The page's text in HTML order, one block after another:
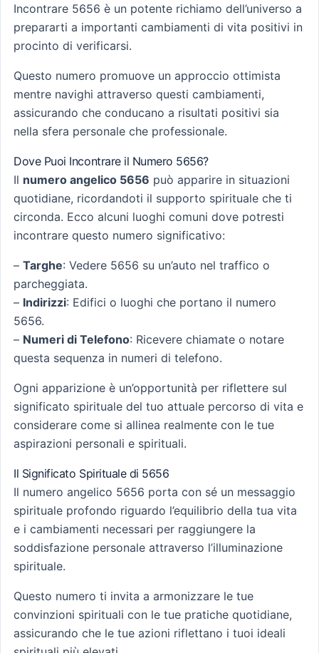
Incontrare 5656 è un potente richiamo dell’universo a
prepararti a importanti cambiamenti di vita positivi in
procinto di verificarsi.
Questo numero promuove un approccio ottimista
mentre navighi attraverso questi cambiamenti,
assicurando che conducano a risultati positivi sia
nella sfera personale che professionale.
Dove Puoi Incontrare il Numero 5656?
Il numero angelico 5656 può apparire in situazioni
quotidiane, ricordandoti il supporto spirituale che ti
circonda. Ecco alcuni luoghi comuni dove potresti
incontrare questo numero significativo:
–Targhe: Vedere 5656 su un’auto nel traffico o
parcheggiata.
– Indirizzi: Edifici o luoghi che portano il numero
5656.
– Numeri di Telefono: Ricevere chiamate o notare
questa sequenza in numeri di telefono.
Ogni apparizione è un’opportunità per riflettere sul
significato spirituale del tuo attuale percorso di vita e
considerare come si allinea realmente con le tue
aspirazioni personali e spirituali.
Il Significato Spirituale di 5656
Il numero angelico 5656 porta con sé un messaggio
spirituale profondo riguardo l’equilibrio della tua vita
e i cambiamenti necessari per raggiungere la
soddisfazione personale attraverso l’illuminazione
spirituale.
Questo numero ti invita a armonizzare le tue
convinzioni spirituali con le tue pratiche quotidiane,
assicurando che le tue azioni riflettano i tuoi ideali